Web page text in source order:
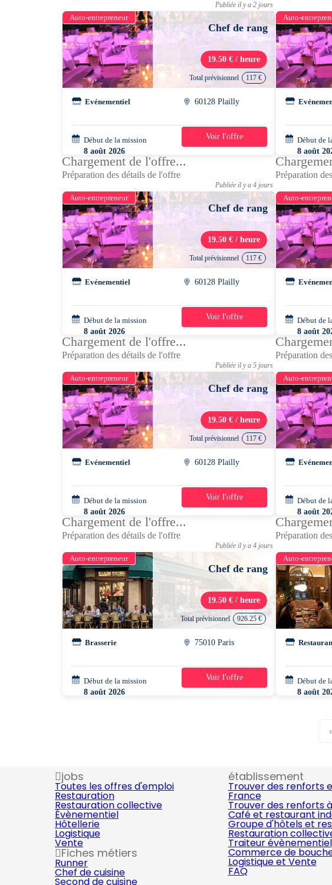
Publiée il y a 2 jours
Auto-entrepreneur
Chef de rang
19.50 € / heure
Total prévisionnel 117 €
Evénementiel 60128 Plailly
Début de la mission
8 août 2026
06h00 - 12h00
1 jour
Voir l'offre
Auto-
Début de
8 août
07h30 -
Chargement de l'offre...
Préparation des détails de l'offre
Publiée il y a 4 jours
Auto-entrepreneur
Chef de rang
19.50 € / heure
Total prévisionnel 117 €
Evénementiel 60128 Plailly
Début de la mission
8 août 2026
07h30 - 13h30
1 jour
Voir l'offre
Préparation
Auto-
Début de
8 août
07h30 -
Chargement de l'offre...
Préparation des détails de l'offre
Publiée il y a 5 jours
Auto-entrepreneur
Chef de rang
19.50 € / heure
Total prévisionnel 117 €
Evénementiel 60128 Plailly
Début de la mission
8 août 2026
07h30 - 13h30
1 jour
Voir l'offre
Préparation
Auto-
Début de
8 août
07h30 -
Chargement de l'offre...
Préparation des détails de l'offre
Publiée il y a 4 jours
Auto-entrepreneur
Chef de rang
19.50 € / heure
Total prévisionnel 926.25 €
Brasserie 75010 Paris
Début de la mission
8 août 2026
5 jours
Voir l'offre
Préparation
Auto-
Début de
8 août
jobs
Toutes les offres d'emploi
Restauration
Restauration collective
Évènementiel
Hôtellerie
Logistique
Vente
Fiches métiers
Runner
Chef de cuisine
Second de cuisine
établissement
Trouver des renforts
France
Trouver des renforts
Café et restaurant
Groupe d'hôtels et
Restauration
Traiteur évènementiel
Commerce de
Logistique et Vente
FAQ